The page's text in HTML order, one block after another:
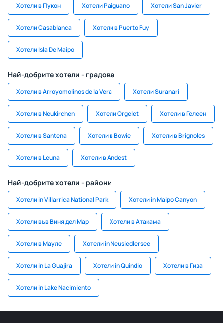
Хотели в Пукон Хотели Paiguano Хотели San Javier
Хотели Casablanca Хотели в Puerto Fuy
Хотели Isla De Maipo
Най-добрите хотели - градове
Хотели в Arroyomolinos de la Vera Хотели Suranari
Хотели в Neukirchen Хотели Orgelet Хотели в Гелеен
Хотели в Santena Хотели в Bowie Хотели в Brignoles
Хотели в Leuna Хотели в Andest
Най-добрите хотели - райони
Хотели in Villarrica National Park Хотели in Maipo Canyon
Хотели във Виня дел Мар Хотели в Атакама
Хотели в Мауле Хотели in Neusiedlersee
Хотели in La Guajira Хотели in Quindio Хотели в Гиза
Хотели in Lake Nacimiento